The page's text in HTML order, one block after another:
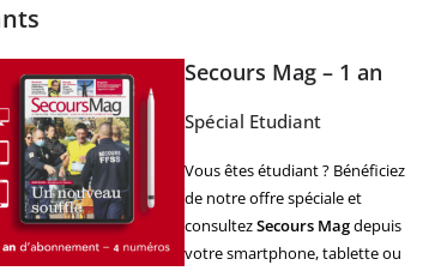
Secours Mag – 1 an
Spécial Etudiant
Vous êtes étudiant ? Bénéficiez
de notre offre spéciale et
consultezSecours Magdepuis
votre smartphone, tablette ou